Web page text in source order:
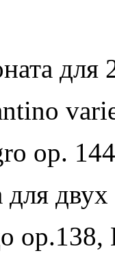
для
op.
ор.138,